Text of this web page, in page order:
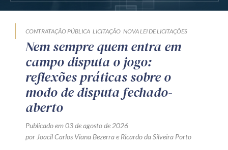
CONTRATAÇÃO PÚBLICA LICITAÇÃO NOVA LEI DE LICITAÇÕES
Nem sempre quem entra em
campo disputa o jogo:
reflexões práticas sobre o
modo de disputa fechado-
aberto
Publicado em 03 de agosto de 2026
por Joacil Carlos Viana Bezerrae Ricardo da Silveira Porto